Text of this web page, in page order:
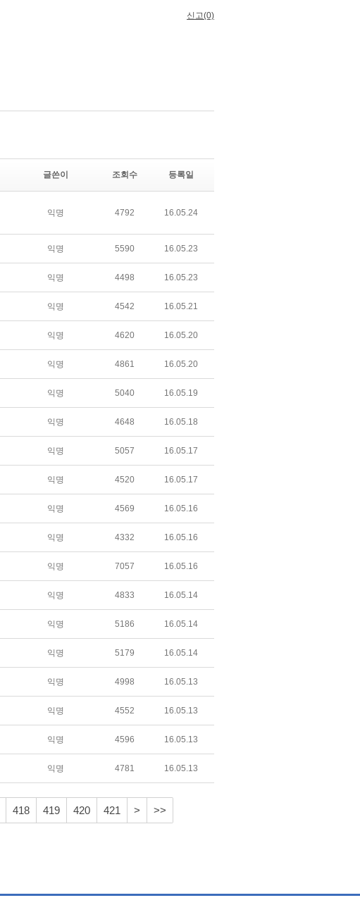
글쓴이 조회수 등록일
익명 4792 16.05.24
익명 5590 16.05.23
익명 4498 16.05.23
익명 4542 16.05.21
익명 4620 16.05.20
익명 4861 16.05.20
익명 5040 16.05.19
익명 4648 16.05.18
익명 5057 16.05.17
익명 4520 16.05.17
익명 4569 16.05.16
익명 4332 16.05.16
익명 7057 16.05.16
익명 4833 16.05.14
익명 5186 16.05.14
익명 5179 16.05.14
익명 4998 16.05.13
익명 4552 16.05.13
익명 4596 16.05.13
익명 4781 16.05.13
418 419 420 421 > >>